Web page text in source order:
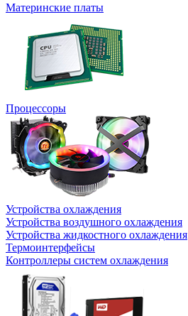
Материнские платы
Процессоры
Устройства охлаждения
Устройства воздушного охлаждения
Устройства жидкостного охлаждения
Термоинтерфейсы
Контроллеры систем охлаждения